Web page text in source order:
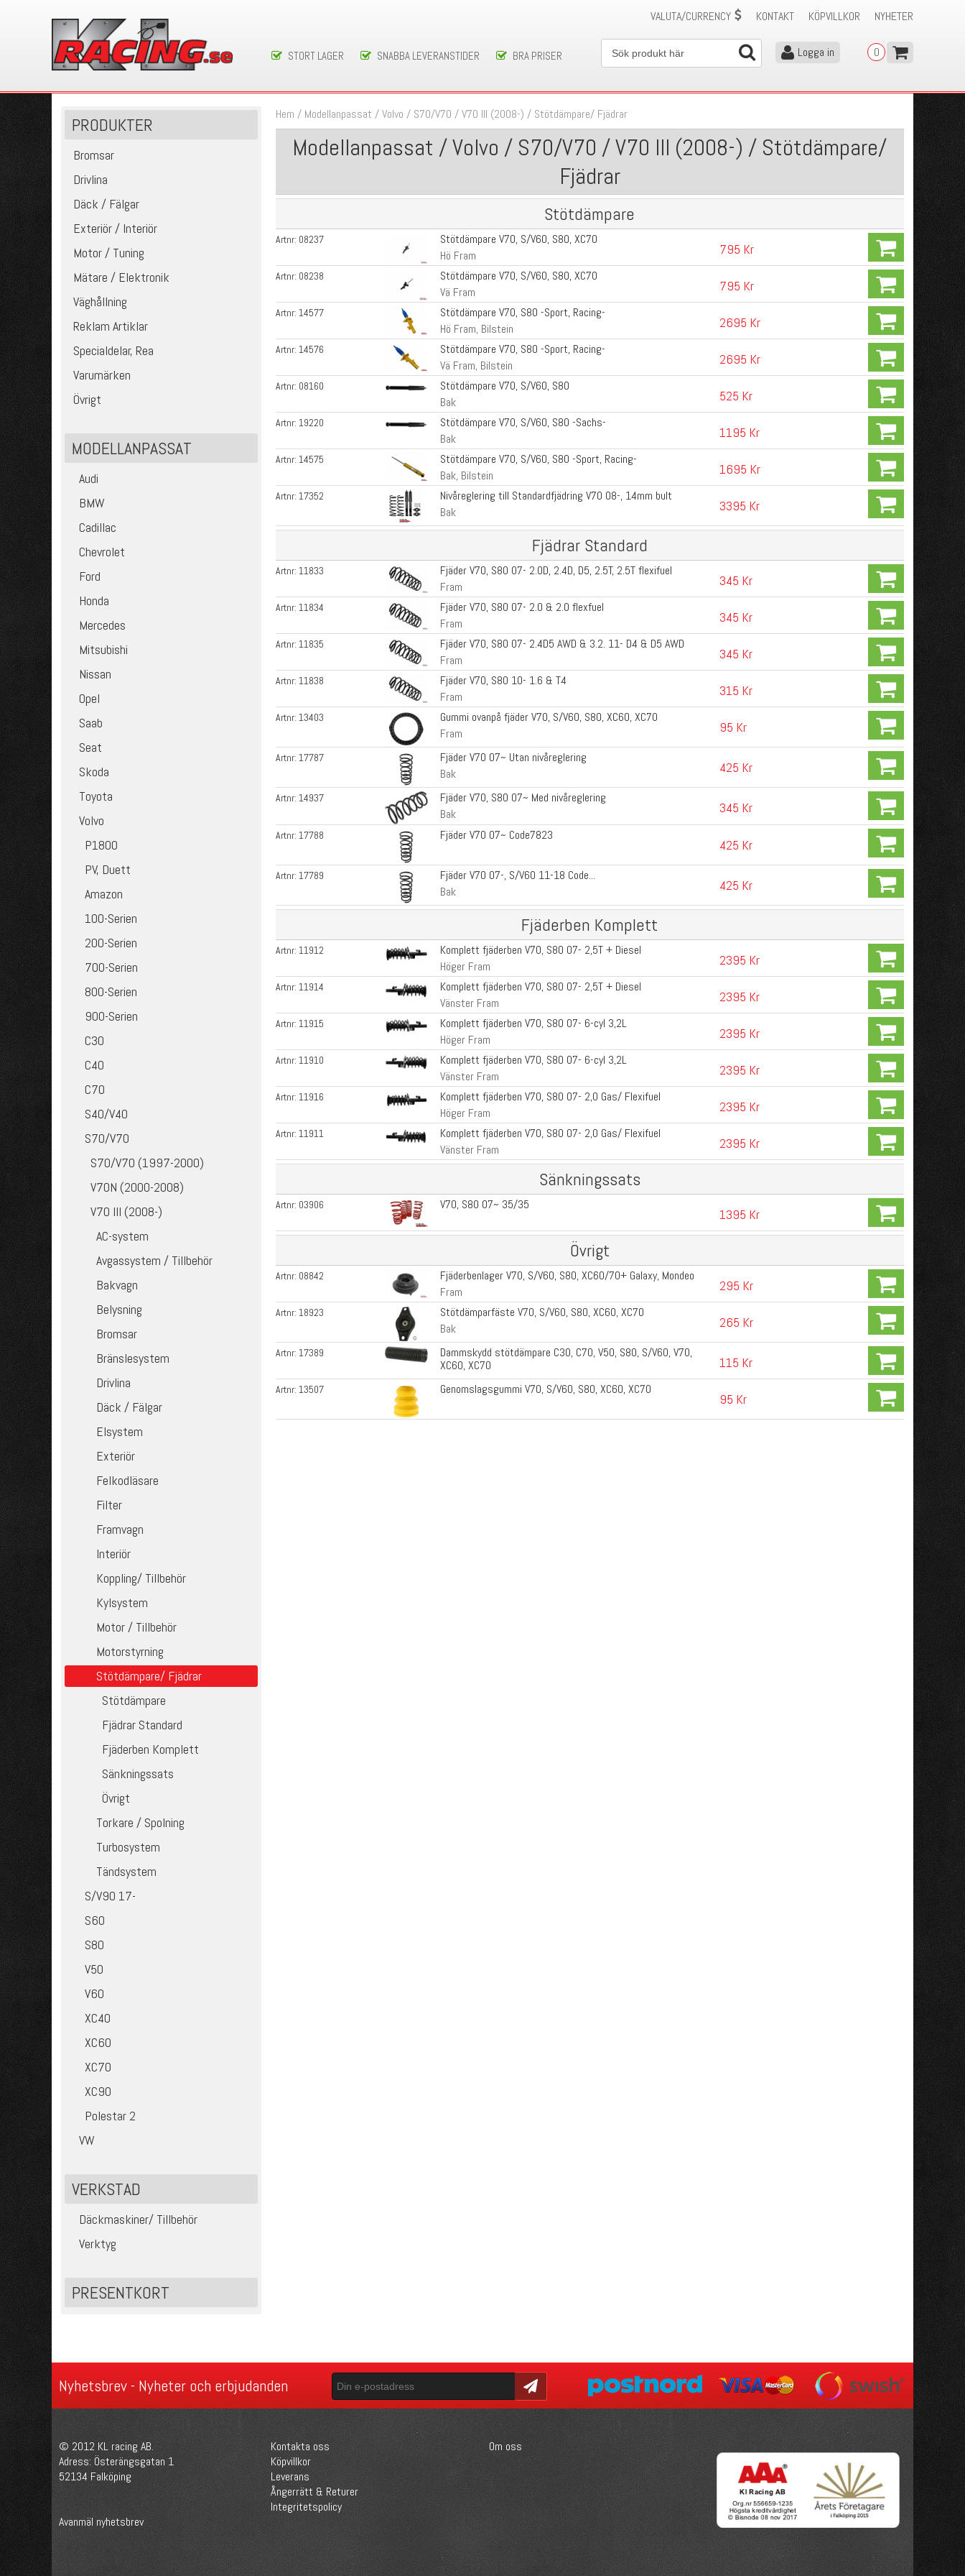
NYHETER
KÖPVILLKOR
KONTAKT
VALUTA/CURRENCY
STORT LAGER SNABBA LEVERANSTIDER BRA PRISER 0
Logga in
PRODUKTER
Bromsar
Drivlina
Däck / Fälgar
Exteriör / Interiör
Motor / Tuning
Mätare / Elektronik
Väghållning
Reklam Artiklar
Specialdelar, Rea
Varumärken
Övrigt
MODELLANPASSAT
Audi
BMW
Cadillac
Chevrolet
Ford
Honda
Mercedes
Mitsubishi
Nissan
Opel
Saab
Seat
Skoda
Toyota
Volvo
P1800
PV, Duett
Amazon
100-Serien
200-Serien
700-Serien
800-Serien
900-Serien
C30
C40
C70
S40/V40
S70/V70
S70/V70 (1997-2000)
V70N (2000-2008)
V70 III (2008-)
AC-system
Avgassystem / Tillbehör
Bakvagn
Belysning
Bromsar
Bränslesystem
Drivlina
Däck / Fälgar
Elsystem
Exteriör
Felkodläsare
Filter
Framvagn
Interiör
Koppling/ Tillbehör
Kylsystem
Motor / Tillbehör
Motorstyrning
Stötdämpare/ Fjädrar
Stötdämpare
Fjädrar Standard
Fjäderben Komplett
Sänkningssats
Övrigt
Torkare / Spolning
Turbosystem
Tändsystem
S/V90 17-
S60
S80
V50
V60
XC40
XC60
XC70
XC90
Polestar 2
VW
VERKSTAD
Däckmaskiner/ Tillbehör
Verktyg
PRESENTKORT
Hem / Modellanpassat /Volvo / S70/V70 /V70 III (2008-) / Stötdämpare/ Fjädrar
Modellanpassat / Volvo / S70/V70 / V70 III (2008-) / Stötdämpare/
Fjädrar
Stötdämpare
Artnr: 08237
Stötdämpare V70, S/V60, S80, XC70
Hö Fram
795 Kr
Artnr: 08238
Stötdämpare V70, S/V60, S80, XC70
Vä Fram
795 Kr
Artnr:14577
Stötdämpare V70, S80 -Sport, Racing-
Hö Fram, Bilstein
2695 Kr
Artnr:14576
Stötdämpare V70, S80 -Sport, Racing-
Vä Fram, Bilstein
2695 Kr
Artnr: 08160
Stötdämpare V70, S/V60, S80
Bak
525 Kr
Artnr:19220
Stötdämpare V70, S/V60, S80 -Sachs-
Bak
1195 Kr
Artnr:14575
Stötdämpare V70, S/V60, S80 -Sport, Racing-
Bak, Bilstein
1695 Kr
Artnr:17352
Nivåreglering till Standardfjädring V70 08-, 14mm bult
Bak
3395 Kr
Fjädrar Standard
Artnr:11833
Fjäder V70, S80 07- 2.0D, 2.4D, D5, 2.5T, 2.5T flexifuel
Fram
345 Kr
Artnr:11834
Fjäder V70, S80 07- 2.0 & 2.0 flexfuel
Fram
345 Kr
Artnr:11835
Fjäder V70, S80 07- 2.4D5 AWD & 3.2. 11- D4 & D5 AWD
Fram
345 Kr
Artnr:11838
Fjäder V70, S80 10- 1.6 & T4
Fram
315 Kr
Artnr:13403
Gummi ovanpå fjäder V70, S/V60, S80, XC60, XC70
Fram
95 Kr
Artnr:17787
Fjäder V70 07~ Utan nivåreglering
Bak
425 Kr
Artnr:14937
Fjäder V70, S80 07~ Med nivåreglering
Bak
345 Kr
Artnr:17788 Fjäder V70 07~ Code7823
425 Kr
Artnr:17789
Fjäder V70 07-, S/V60 11-18 Code...
Bak
425 Kr
Fjäderben Komplett
Artnr:11912
Komplett fjäderben V70, S80 07- 2,5T + Diesel
Höger Fram
2395 Kr
Artnr:11914
Komplett fjäderben V70, S80 07- 2,5T + Diesel
Vänster Fram
2395 Kr
Artnr:11915
Komplett fjäderben V70, S80 07- 6-cyl 3,2L
Höger Fram
2395 Kr
Artnr:11910
Komplett fjäderben V70, S80 07- 6-cyl 3,2L
Vänster Fram
2395 Kr
Artnr:11916
Komplett fjäderben V70, S80 07- 2,0 Gas/ Flexifuel
Höger Fram
2395 Kr
Artnr:11911
Komplett fjäderben V70, S80 07- 2,0 Gas/ Flexifuel
Vänster Fram
2395 Kr
Sänkningssats
Artnr: 03906 V70, S80 07~ 35/35
1395 Kr
Övrigt
Artnr: 08842
Fjäderbenlager V70, S/V60, S80, XC60/70+ Galaxy, Mondeo
Fram
295 Kr
Artnr:18923
Stötdämparfäste V70, S/V60, S80, XC60, XC70
Bak
265 Kr
Artnr:17389
Dammskydd stötdämpare C30, C70, V50, S80, S/V60, V70,
XC60, XC70
Fram
115 Kr
Artnr:13507 Genomslagsgummi V70, S/V60, S80, XC60, XC70
95 Kr
Nyhetsbrev - Nyheter och erbjudanden Skicka
© 2012 KL racing AB.
Adress: Österängsgatan 1
52134 Falköping
Avanmäl nyhetsbrev
Kontakta oss
Köpvillkor
Leverans
Ångerrätt & Returer
Integritetspolicy
Om oss